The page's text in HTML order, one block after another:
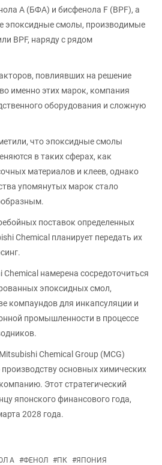
А (БФА) и бисфенола F (BPF), а
эпоксидные смолы, производимые
BPF, наряду с рядом
повлиявших на решение
именно этих марок, компания
оборудования и сложную
что эпоксидные смолы
в таких сферах, как
материалов и клеев, однако
упомянутых марок стало
поставок определенных
Chemical планирует передать их
намерена сосредоточиться
эпоксидных смол,
компаундов для инкапсуляции и
промышленности в процессе
Chemical Group (MCG)
основных химических
Этот стратегический
японского финансового года,
2028 года.
А #ФЕНОЛ #ПК #ЯПОНИЯ